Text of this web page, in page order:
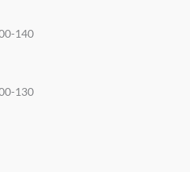
140
130